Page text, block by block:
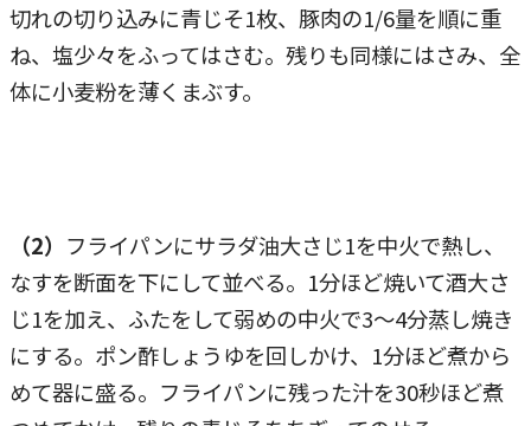
切れの切り込みに青じそ1枚、豚肉の1/6量を順に重
ね、塩少々をふってはさむ。残りも同様にはさみ、全
体に小麦粉を薄くまぶす。
（2） フライパンにサラダ油大さじ1を中火で熱し、
なすを断面を下にして並べる。1分ほど焼いて酒大さ
じ1を加え、ふたをして弱めの中火で3～4分蒸し焼き
にする。ポン酢しょうゆを回しかけ、1分ほど煮から
めて器に盛る。フライパンに残った汁を30秒ほど煮